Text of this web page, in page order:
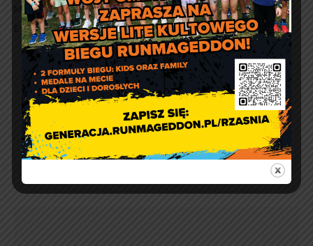
Marta Chwal, tel. 606-327-943,
Ewa Łuszczyk, tel. 881-090-556.